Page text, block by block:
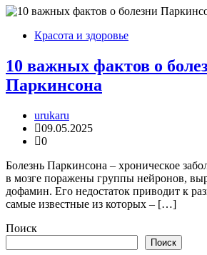
Красота и здоровье
10 важных фактов о
Паркинсона
urukaru
09.05.2025
0
Болезнь Паркинсона – хроническое
в мозге поражены группы нейронов,
дофамин. Его недостаток приводит к
самые известные из которых – […]
Поиск
Поиск